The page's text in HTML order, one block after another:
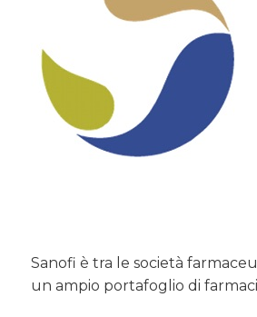
Sanofi è tra le società
un ampio portafoglio di